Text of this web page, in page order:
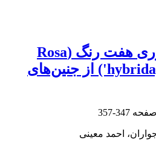
باززایی رز مینیاتوری هفت رنگ (Rosa
hybrida,. cv 'Tanbakeda') از جنین‌های
347-357
احمد معینی